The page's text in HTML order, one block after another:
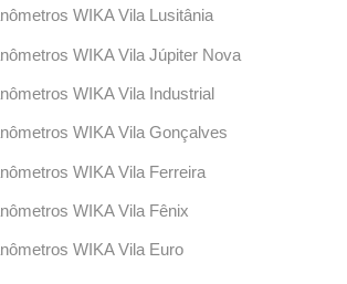
WIKA Vila Lusitânia
WIKA Vila Júpiter Nova
WIKA Vila Industrial
WIKA Vila Gonçalves
WIKA Vila Ferreira
WIKA Vila Fênix
WIKA Vila Euro